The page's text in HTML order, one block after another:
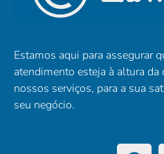
Estamos aqui para assegurar
atendimento esteja à altura
nossos serviços, para a sua
seu negócio.